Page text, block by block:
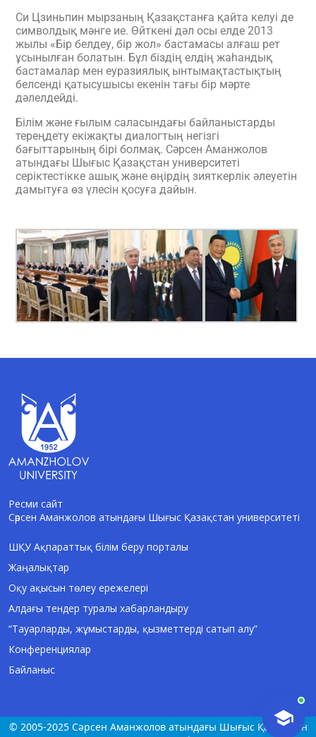
Си Цзиньпин мырзаның Қазақстанға қайта келуі де
символдық мәнге ие. Өйткені дәл осы елде 2013
жылы «Бір белдеу, бір жол» бастамасы алғаш рет
ұсынылған болатын. Бұл біздің елдің жаһандық
бастамалар мен еуразиялық ынтымақтастықтың
белсенді қатысушысы екенін тағы бір мәрте
дәлелдейді.
Білім және ғылым саласындағы байланыстарды
тереңдету екіжақты диалогтың негізгі
бағыттарының бірі болмақ. Сәрсен Аманжолов
атындағы Шығыс Қазақстан университеті
серіктестікке ашық және өңірдің зияткерлік әлеуетін
дамытуға өз үлесін қосуға дайын.
Ресми сайт
Сәрсен Аманжолов атындағы Шығыс Қазақстан университеті
ШҚУ Ақпараттық білім беру порталы
Жаңалықтар
Оқу ақысын төлеу ережелері
Алдағы тендер туралы хабарландыру
“Тауарларды, жұмыстарды, қызметтерді сатып алу”
Конференциялар
Байланыс
© 2005-2025 Сәрсен Аманжолов атындағы Шығыс Қазақстан
AI-Talapker
Сәлем! Мен AI-Talapker — Сәрсен
Аманжолов атындағы Шығыс Қазақстан
университеті (ШҚУ) көмекшісімін.
Бакалавриат, магистратура, докторантура